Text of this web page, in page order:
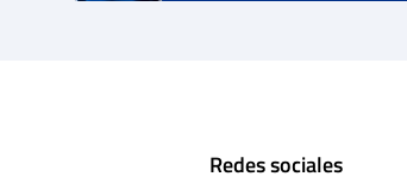
Redes sociales